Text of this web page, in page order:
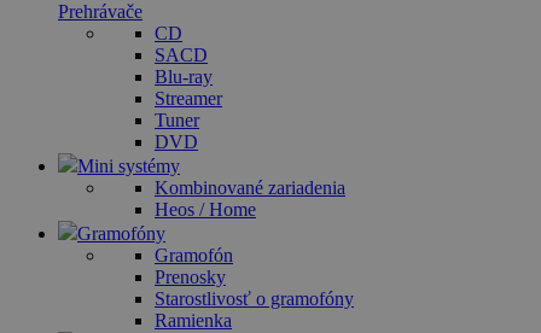
Prehrávače
CD
SACD
Blu-ray
Streamer
Tuner
DVD
Mini systémy
Kombinované zariadenia
Heos / Home
Gramofóny
Gramofón
Prenosky
Starostlivosť o gramofóny
Ramienka